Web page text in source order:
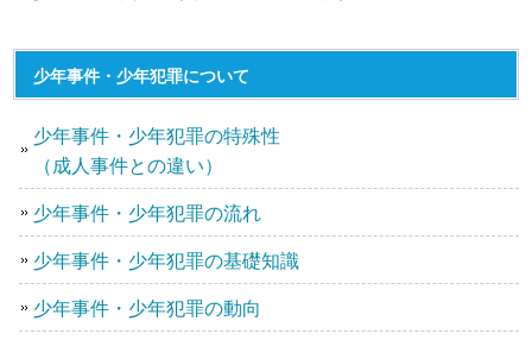
少年事件・少年犯罪について
少年事件・少年犯罪の特殊性
（成人事件との違い）
少年事件・少年犯罪の流れ
少年事件・少年犯罪の基礎知識
少年事件・少年犯罪の動向